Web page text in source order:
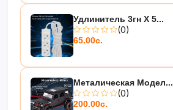
Удлинитель 3гн Х 5...
(0)
65.00с.
Металическая Модел...
(0)
200.00с.